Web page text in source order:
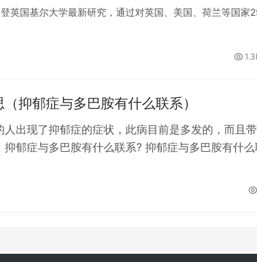
国基尔大学最新研究，通过对英国、美国、荷兰等国家
抑郁症与多巴胺有什么联系）
人出现了抑郁症的症状，此病目前是多发的，而且
抑郁症与多巴胺有什么联系? 抑郁症与多巴胺有什